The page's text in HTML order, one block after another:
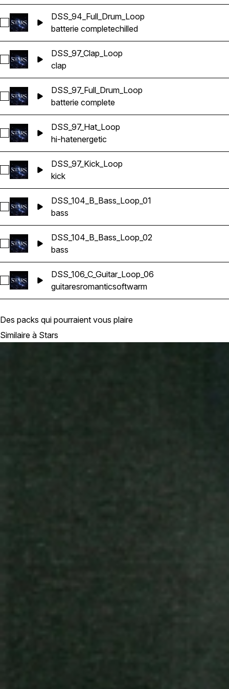
Sélectionnez DSS_94_Full_Drum_Loop
DSS_94_Full_Drum_Loop
batterie completechilled
Sélectionnez DSS_97_Clap_Loop
DSS_97_Clap_Loop
clap
Sélectionnez DSS_97_Full_Drum_Loop
DSS_97_Full_Drum_Loop
batterie complete
Sélectionnez DSS_97_Hat_Loop
DSS_97_Hat_Loop
hi-hatenergetic
Sélectionnez DSS_97_Kick_Loop
DSS_97_Kick_Loop
kick
Sélectionnez DSS_104_B_Bass_Loop_01
DSS_104_B_Bass_Loop_01
bass
Sélectionnez DSS_104_B_Bass_Loop_02
DSS_104_B_Bass_Loop_02
bass
Sélectionnez DSS_106_C_Guitar_Loop_06
DSS_106_C_Guitar_Loop_06
guitaresromanticsoftwarm
Des packs qui pourraient vous plaire
Similaire à Stars